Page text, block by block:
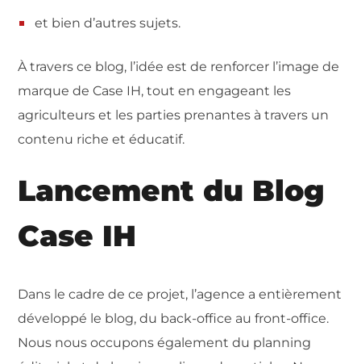
et bien d’autres sujets.
À travers ce blog, l’idée est de renforcer l’image de
marque de Case IH, tout en engageant les
agriculteurs et les parties prenantes à travers un
contenu riche et éducatif.
Lancement du Blog
Case IH
Dans le cadre de ce projet, l’agence a entièrement
développé le blog, du back-office aufront-office.
Nous nous occupons également du planning